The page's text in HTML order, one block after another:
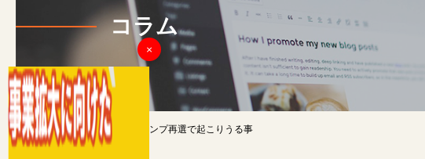
×
コラム
TOP > コラム トランプ再選で起こりうる事